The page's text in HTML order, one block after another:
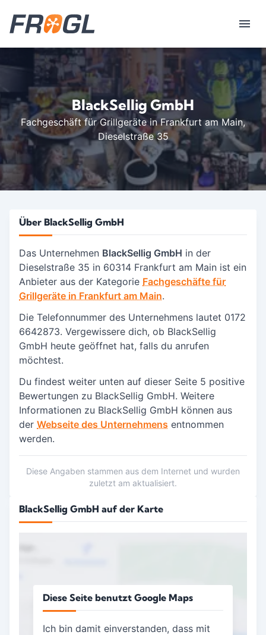
BlackSellig GmbH
Fachgeschäft für Grillgeräte in Frankfurt am Main,
Dieselstraße 35
Über BlackSellig GmbH
Das Unternehmen BlackSellig GmbH in der
Dieselstraße 35 in 60314 Frankfurt am Main ist ein
Anbieter aus der Kategorie Fachgeschäfte für
Grillgeräte in Frankfurt am Main.
Die Telefonnummer des Unternehmens lautet 0172
6642873. Vergewissere dich, ob BlackSellig
GmbH heute geöffnet hat, falls du anrufen
möchtest.
Du findest weiter unten auf dieser Seite 5 positive
Bewertungen zu BlackSellig GmbH. Weitere
Informationen zu BlackSellig GmbH können aus
der Webseite des Unternehmens entnommen
werden.
Diese Angaben stammen aus dem Internet und wurden
zuletzt am aktualisiert.
BlackSellig GmbH auf der Karte
Diese Seite benutzt Google Maps
Ich bin damit einverstanden, dass mit